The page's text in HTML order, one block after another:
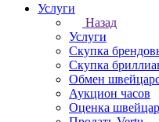
Услуги
Назад
Услуги
Скупка
Скупка
Обмен
Аукцион часов
Оценка